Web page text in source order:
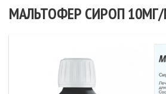
МАЛЬТОФЕР СИРОП